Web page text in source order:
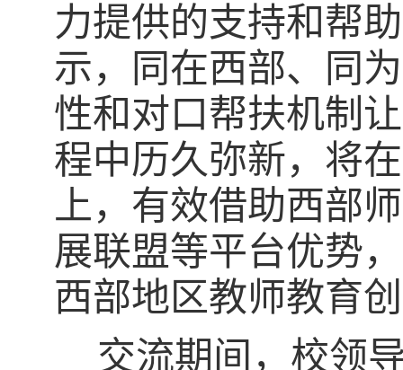
力提供的支持和帮助
示，同在西部、同
性和对口帮扶机制
程中历久弥新， 将
上，有效借助西部
展联盟等平台优势
西部地区教师教育
交流期间，校领